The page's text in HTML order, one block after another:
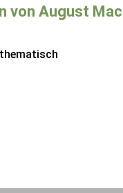
von August